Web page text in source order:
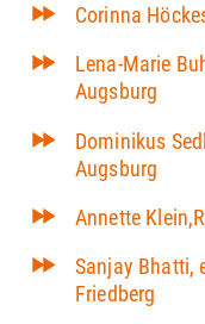
Corinna
Lena-Marie
Augsburg
Dominikus
Augsburg
Annette
Sanjay Bhatti,
Friedberg